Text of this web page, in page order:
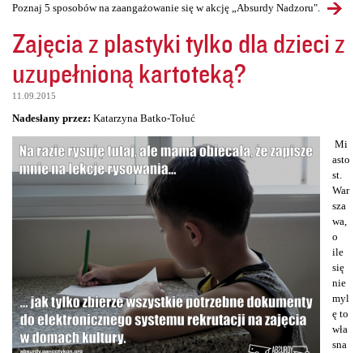
Poznaj 5 sposobów na zaangażowanie się w akcję „Absurdy Nadzoru".
Zajęcia z plastyki tylko dla dzieci z
uzupełnioną kartoteką?
11.09.2015
Nadesłany przez: Katarzyna Batko-Tołuć
Mi
asto
st.
War
sza
wa,
o
ile
się
nie
myl
ę to
wła
sna